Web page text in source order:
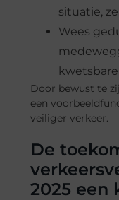
situatie,
Wees
Door bewust te
een
veiliger verkeer.
De
2025 een